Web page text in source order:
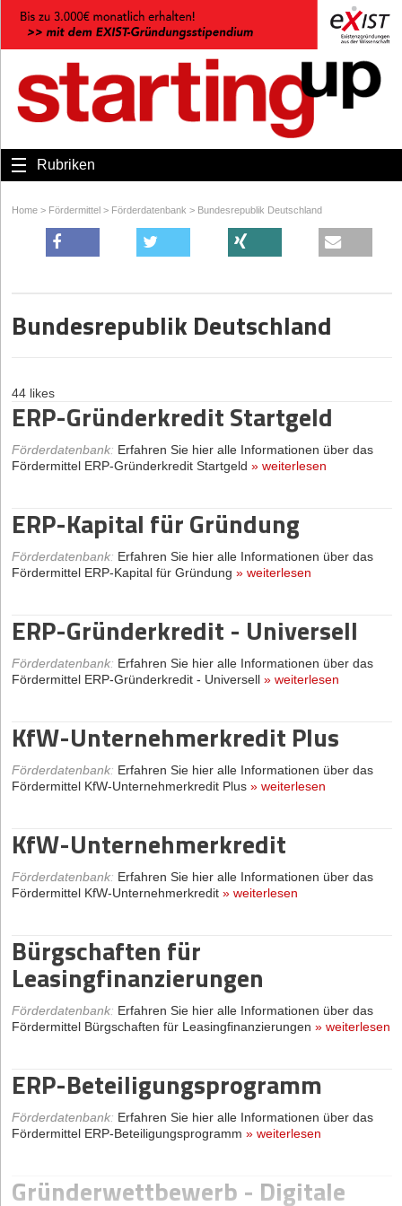
Rubriken
Home > Fördermittel > Förderdatenbank > Bundesrepublik Deutschland
Bundesrepublik Deutschland
44 likes
ERP-Gründerkredit Startgeld
Förderdatenbank: Erfahren Sie hier alle Informationen über das
Fördermittel ERP-Gründerkredit Startgeld » weiterlesen
ERP-Kapital für Gründung
Förderdatenbank: Erfahren Sie hier alle Informationen über das
Fördermittel ERP-Kapital für Gründung » weiterlesen
ERP-Gründerkredit - Universell
Förderdatenbank: Erfahren Sie hier alle Informationen über das
Fördermittel ERP-Gründerkredit - Universell » weiterlesen
KfW-Unternehmerkredit Plus
Förderdatenbank: Erfahren Sie hier alle Informationen über das
Fördermittel KfW-Unternehmerkredit Plus » weiterlesen
KfW-Unternehmerkredit
Förderdatenbank: Erfahren Sie hier alle Informationen über das
Fördermittel KfW-Unternehmerkredit » weiterlesen
Bürgschaften für
Leasingfinanzierungen
Förderdatenbank: Erfahren Sie hier alle Informationen über das
Fördermittel Bürgschaften für Leasingfinanzierungen » weiterlesen
ERP-Beteiligungsprogramm
Förderdatenbank: Erfahren Sie hier alle Informationen über das
Fördermittel ERP-Beteiligungsprogramm » weiterlesen
Gründerwettbewerb - Digitale